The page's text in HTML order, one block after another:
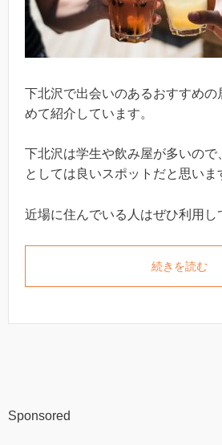
下北沢で出会いのあるおすすめの
めて紹介しています。
下北沢は学生や飲み屋が多いので
としては良いスポットだと思いま
近場に住んでいる人はぜひ利用し
続きを読む
Sponsored